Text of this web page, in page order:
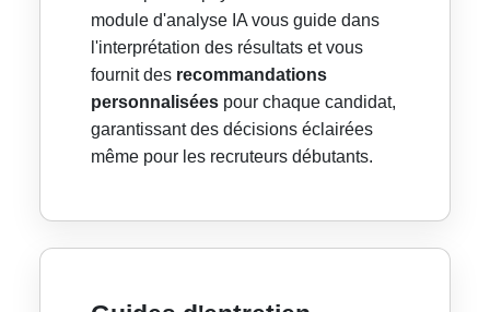
module d'analyse IA vous guide dans
l'interprétation des résultats et vous
fournit des recommandations
personnalisées pour chaque candidat,
garantissant des décisions éclairées
même pour les recruteurs débutants.